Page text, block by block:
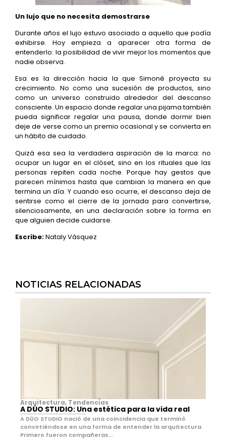
Un lujo que no necesita demostrarse
Durante años el lujo estuvo asociado a aquello que podía
exhibirse. Hoy empieza a aparecer otra forma de
entenderlo: la posibilidad de vivir mejor los momentos que
nadie observa.
Esa es la dirección hacia la que Simoné proyecta su
crecimiento. No como una sucesión de productos, sino
como un universo construido alrededor del descanso
consciente. Un espacio donde regalar una pijama también
pueda significar regalar una pausa, donde dormir bien
deje de verse como un premio ocasional y se convierta en
un hábito de cuidado.
Quizá esa sea la verdadera aspiración de la marca: no
ocupar un lugar en el clóset, sino en los rituales que las
personas repiten cada noche. Porque hay gestos que
parecen mínimos hasta que cambian la manera en que
termina un día. Y cuando eso ocurre, el descanso deja de
sentirse como el cierre de la jornada para convertirse,
silenciosamente, en una declaración sobre la forma en
que alguien decide cuidarse.
Escribe:Nataly Vásquez
NOTICIAS RELACIONADAS
Arquitectura, Tendencias
A DÚO STUDIO: Una estética para la vida real
A DÚO STUDIO nació de una coincidencia que terminó
convirtiéndose en una forma de entender la arquitectura.
Primero fueron compañeras...